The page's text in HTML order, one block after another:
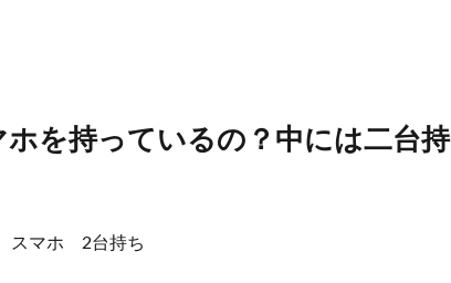
を持っているの？中には二台持